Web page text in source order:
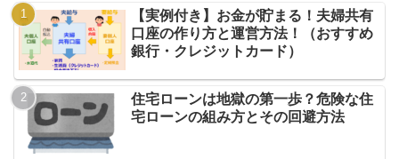
【実例付き】お金が貯まる！夫婦共有
口座の作り方と運営方法！（おすすめ
銀行・クレジットカード）
住宅ローンは地獄の第一歩？危険な住
宅ローンの組み方とその回避方法